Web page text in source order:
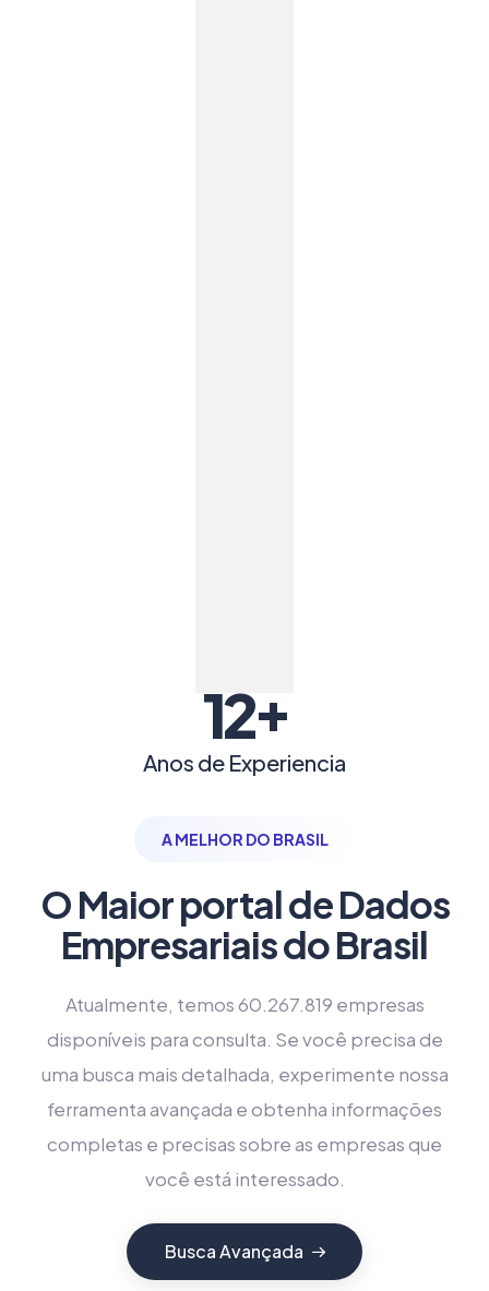
12+
Anos de Experiencia
A MELHOR DO BRASIL
O Maior portal de Dados
Empresariais do Brasil
Atualmente, temos 60.267.819 empresas
disponíveis para consulta. Se você precisa de
uma busca mais detalhada, experimente nossa
ferramenta avançada e obtenha informações
completas e precisas sobre as empresas que
você está interessado.
Busca Avançada